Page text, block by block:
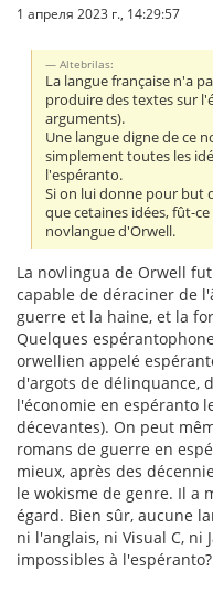
1 апреля 2023 г., 14:29:57
Altebrilas:
La langue française n'a
produire des textes sur
arguments).
Une langue digne de ce
simplement toutes les
l'espéranto.
Si on lui donne pour but
que cetaines idées, fût-
novlangue d'Orwell.
La novlingua de Orwell
capable de déraciner de
guerre et la haine, et la
Quelques
orwellien appelé
d'argots de délinquance,
l'économie en espéranto
décevantes). On peut
romans de guerre en
mieux, après des
le wokisme de genre. Il a
égard. Bien sûr, aucune
ni l'anglais, ni Visual C, ni
impossibles à l'espéranto?